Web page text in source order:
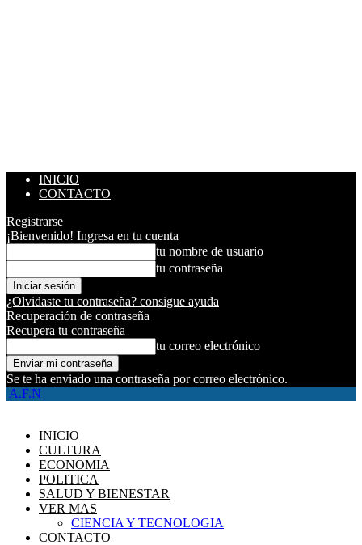
INICIO
CONTACTO
Registrarse
¡Bienvenido! Ingresa en tu cuenta
tu nombre de usuario
tu contraseña
¿Olvidaste tu contraseña? consigue ayuda
Recuperación de contraseña
Recupera tu contraseña
tu correo electrónico
Se te ha enviado una contraseña por correo electrónico.
A.F.N
INICIO
CULTURA
ECONOMIA
POLITICA
SALUD Y BIENESTAR
VER MAS
CIENCIA Y TECNOLOGIA
CONTACTO